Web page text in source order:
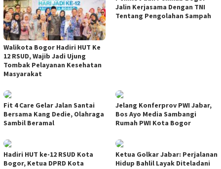
Walikota Bogor Hadiri HUT Ke
12 RSUD, Wajib Jadi Ujung
Tombak Pelayanan Kesehatan
Masyarakat
Jalin Kerjasama Dengan TNI
Tentang Pengolahan Sampah
Fit 4 Care Gelar Jalan Santai
Bersama Kang Dedie, Olahraga
Sambil Beramal
Jelang Konferprov PWI Jabar,
Bos Ayo Media Sambangi
Rumah PWI Kota Bogor
Hadiri HUT ke-12 RSUD Kota
Bogor, Ketua DPRD Kota
Ketua Golkar Jabar: Perjalanan
Hidup Bahlil Layak Diteladani